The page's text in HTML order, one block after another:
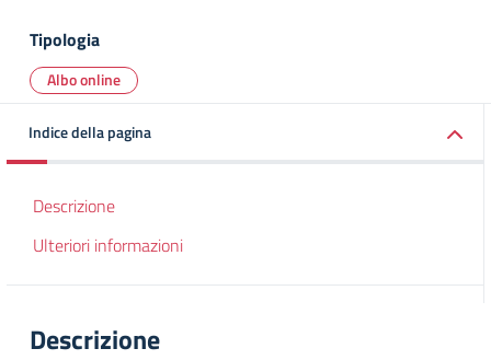
Tipologia
Albo online
Indice della pagina
Descrizione
Ulteriori informazioni
Descrizione